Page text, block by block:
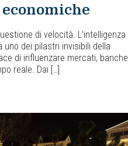
di velocità. L’intelligenza
dei pilastri invisibili della
di influenzare mercati, banche
reale. Dai […]